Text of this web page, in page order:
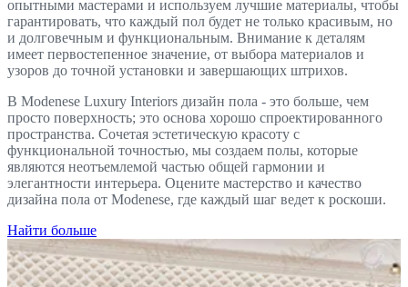
опытными мастерами и используем лучшие материалы, чтобы
гарантировать, что каждый пол будет не только красивым, но
и долговечным и функциональным. Внимание к деталям
имеет первостепенное значение, от выбора материалов и
узоров до точной установки и завершающих штрихов.
В Modenese Luxury Interiors дизайн пола - это больше, чем
просто поверхность; это основа хорошо спроектированного
пространства. Сочетая эстетическую красоту с
функциональной точностью, мы создаем полы, которые
являются неотъемлемой частью общей гармонии и
элегантности интерьера. Оцените мастерство и качество
дизайна пола от Modenese, где каждый шаг ведет к роскоши.
Найти больше